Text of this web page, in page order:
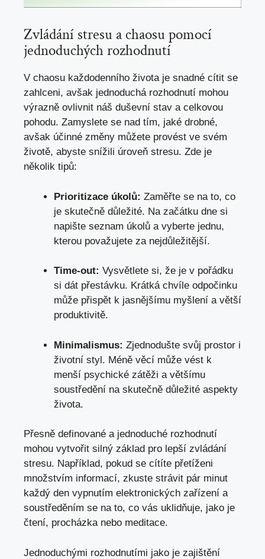
Zvládání stresu a chaosu pomocí
jednoduchých rozhodnutí
V chaosu každodenního života je snadné cítit se
zahlceni, avšak jednoduchá rozhodnutí mohou
výrazně ovlivnit náš duševní stav a celkovou
pohodu. Zamyslete se nad tím, jaké drobné,
avšak účinné změny můžete provést ve svém
životě, abyste snížili úroveň stresu. Zde je
několik tipů:
Prioritizace úkolů: Zaměřte se na to, co
je skutečně důležité. Na začátku dne si
napište seznam úkolů a vyberte jednu,
kterou považujete za nejdůležitější.
Time-out: Vysvětlete si, že je v pořádku
si dát přestávku. Krátká chvíle odpočinku
může přispět k jasnějšímu myšlení a větší
produktivitě.
Minimalismus: Zjednodušte svůj prostor i
životní styl. Méně věcí může vést k
menší psychické zátěži a většímu
soustředění na skutečně důležité aspekty
života.
Přesně definované a jednoduché rozhodnutí
mohou vytvořit silný základ pro lepší zvládání
stresu. Například, pokud se cítíte přetíženi
množstvím informací, zkuste strávit pár minut
každý den vypnutím elektronických zařízení a
soustředěním se na to, co vás uklidňuje, jako je
čtení, procházka nebo meditace.
Jednoduchými rozhodnutími jako je zajištění